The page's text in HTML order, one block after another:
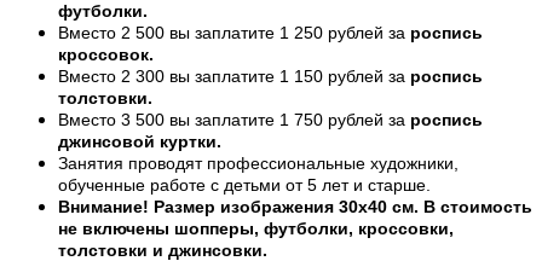
футболки.
Вместо 2 500 вы заплатите 1 250 рублей за роспись
кроссовок.
Вместо 2 300 вы заплатите 1 150 рублей за роспись
толстовки.
Вместо 3 500 вы заплатите 1 750 рублей за роспись
джинсовой куртки.
Занятия проводят профессиональные художники,
обученные работе с детьми от 5 лет и старше.
Внимание! Размер изображения 30х40 см. В стоимость
не включены шопперы, футболки, кроссовки,
толстовки и джинсовки.